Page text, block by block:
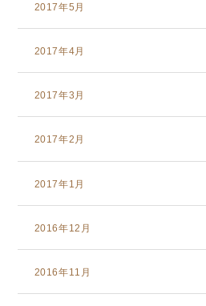
2017年5月
2017年4月
2017年3月
2017年2月
2017年1月
2016年12月
2016年11月